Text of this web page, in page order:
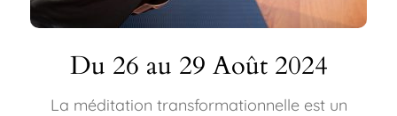
Du 26 au 29 Août 2024
La méditation transformationnelle est un